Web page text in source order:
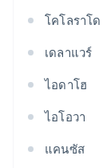
โคโลราโด
เดลาแวร์
ไอดาโฮ
ไอโอวา
แคนซัส